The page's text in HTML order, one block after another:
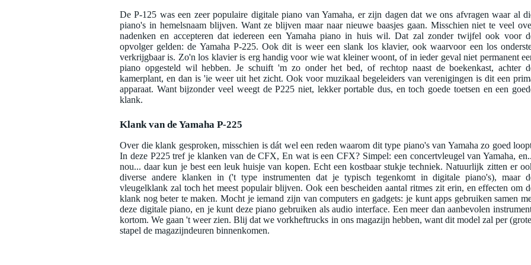
De P-125 was een zeer populaire digitale piano van Yamaha, er zijn dagen dat we ons afvragen waar al
piano's in hemelsnaam blijven. Want ze blijven maar naar nieuwe baasjes gaan. Misschien niet te veel
nadenken en accepteren dat iedereen een Yamaha piano in huis wil. Dat zal zonder twijfel ook voor
opvolger gelden: de Yamaha P-225. Ook dit is weer een slank los klavier, ook waarvoor een los
verkrijgbaar is. Zo'n los klavier is erg handig voor wie wat kleiner woont, of in ieder geval niet permanent
piano opgesteld wil hebben. Je schuift 'm zo onder het bed, of rechtop naast de boekenkast, achter
kamerplant, en dan is 'ie weer uit het zicht. Ook voor muzikaal begeleiders van verenigingen is dit een
apparaat. Want bijzonder veel weegt de P225 niet, lekker portable dus, en toch goede toetsen en een
klank.
Klank van de Yamaha P-225
Over die klank gesproken, misschien is dát wel een reden waarom dit type piano's van Yamaha zo goed
In deze P225 tref je klanken van de CFX, En wat is een CFX? Simpel: een concertvleugel van Yamaha,
nou... daar kun je best een leuk huisje van kopen. Echt een kostbaar stukje techniek. Natuurlijk zitten er
diverse andere klanken in ('t type instrumenten dat je typisch tegenkomt in digitale piano's), maar
vleugelklank zal toch het meest populair blijven. Ook een bescheiden aantal ritmes zit erin, en effecten om
klank nog beter te maken. Mocht je iemand zijn van computers en gadgets: je kunt apps gebruiken samen
deze digitale piano, en je kunt deze piano gebruiken als audio interface. Een meer dan aanbevolen
kortom. We gaan 't weer zien. Blij dat we vorkheftrucks in ons magazijn hebben, want dit model zal per
stapel de magazijndeuren binnenkomen.